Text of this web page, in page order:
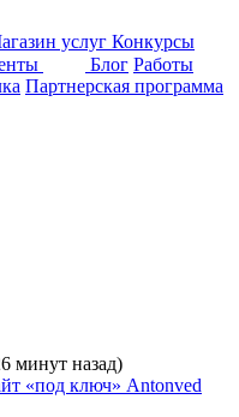
услуг Конкурсы
Блог Работы
Партнерская программа
минут назад)